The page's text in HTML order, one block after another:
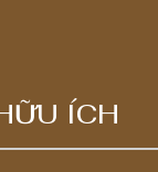
ÍCH